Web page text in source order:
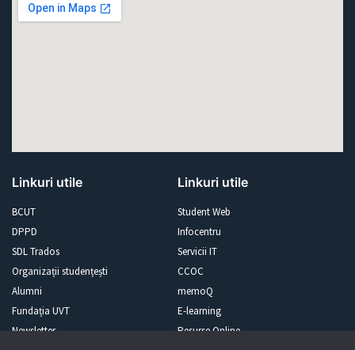
Linkuri utile
BCUT
DPPD
SDL Trados
Organizații studențești
Alumni
Fundația UVT
Newsletter
Linkuri utile
Student Web
Infocentru
Servicii IT
CCOC
memoQ
E-learning
Resurse Online